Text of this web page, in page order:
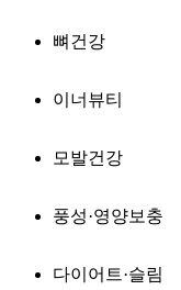
뼈건강
이너뷰티
모발건강
풍성·영양보충
다이어트·슬림